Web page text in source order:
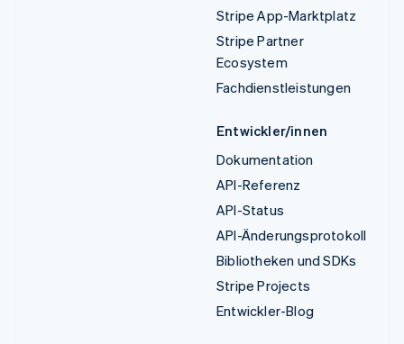
Stripe App-Marktplatz
Stripe Partner
Ecosystem
Fachdienstleistungen
Entwickler/innen
Dokumentation
API-Referenz
API-Status
API-Änderungsprotokoll
Bibliotheken und SDKs
Stripe Projects
Entwickler-Blog